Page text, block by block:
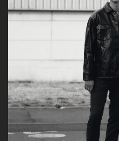
METAL MAGAZINE